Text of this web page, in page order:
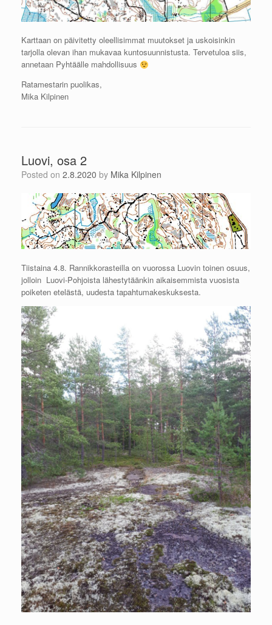
Karttaan on päivitetty oleellisimmat muutokset ja uskoisinkin
tarjolla olevan ihan mukavaa kuntosuunnistusta. Tervetuloa siis,
annetaan Pyhtäälle mahdollisuus
Ratamestarin puolikas,
Mika Kilpinen
Luovi, osa 2
Posted on 2.8.2020 by Mika Kilpinen
Tiistaina 4.8. Rannikkorasteilla on vuorossa Luovin toinen osuus,
jolloin Luovi-Pohjoista lähestytäänkin aikaisemmista vuosista
poiketen etelästä, uudesta tapahtumakeskuksesta.